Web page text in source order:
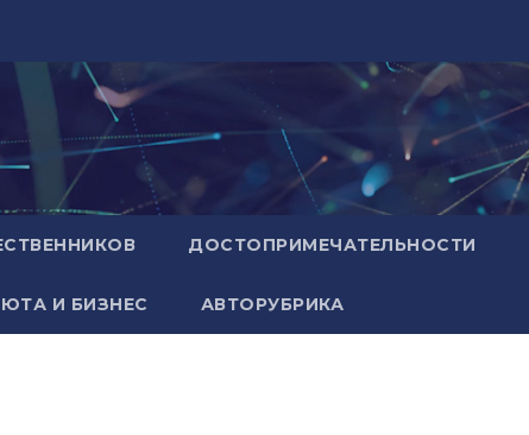
ДОСТОПРИМЕЧАТЕЛЬНОСТИ
И БИЗНЕС АВТОРУБРИКА